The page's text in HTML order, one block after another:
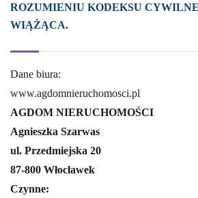
ROZUMIENIU KODEKSU
WIĄŻĄCA.
Dane biura:
www.agdomnieruchomosci.pl
AGDOM NIERUCHOMOŚCI
Agnieszka Szarwas
ul. Przedmiejska 20
87-800 Włocławek
Czynne: